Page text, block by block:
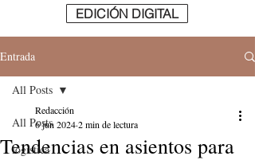
EDICIÓN DIGITAL
Entrada
All Posts
logistica
All Posts
Tendencias en asientos para
Redacción
6 jun 20242 min de lectura